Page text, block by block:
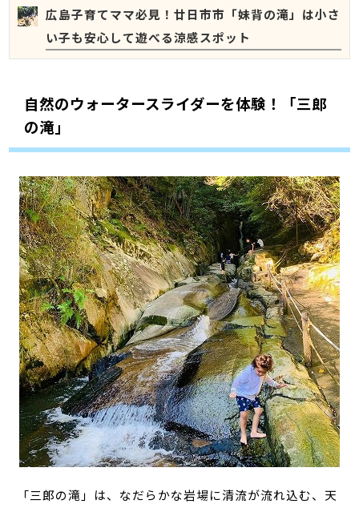
広島子育てママ必見！廿日市市「妹背の滝」は小さ
い子も安心して遊べる涼感スポット
自然のウォータースライダーを体験！「三郎
の滝」
「三郎の滝」は、なだらかな岩場に清流が流れ込む、天